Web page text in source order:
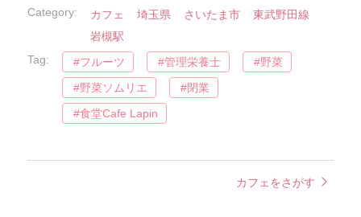
Category:
カフェ 埼玉県 さいたま市
東武野田線
岩槻駅
Tag:
フルーツ 管理栄養士
野菜
野菜ソムリエ
閉業
食堂Cafe Lapin
カフェをさがす